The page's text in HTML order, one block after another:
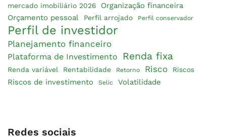
mercado imobiliário 2026
Organização financeira
Orçamento pessoal
Perfil arrojado Perfil conservador
Perfil de investidor
Planejamento financeiro
Plataforma de Investimento Renda fixa
Renda variável Rentabilidade Retorno Risco Riscos
Riscos de investimento Selic Volatilidade
Redes sociais